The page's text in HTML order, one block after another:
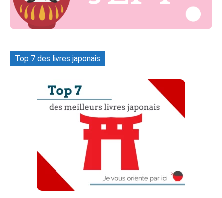
Top 7 des livres japonais